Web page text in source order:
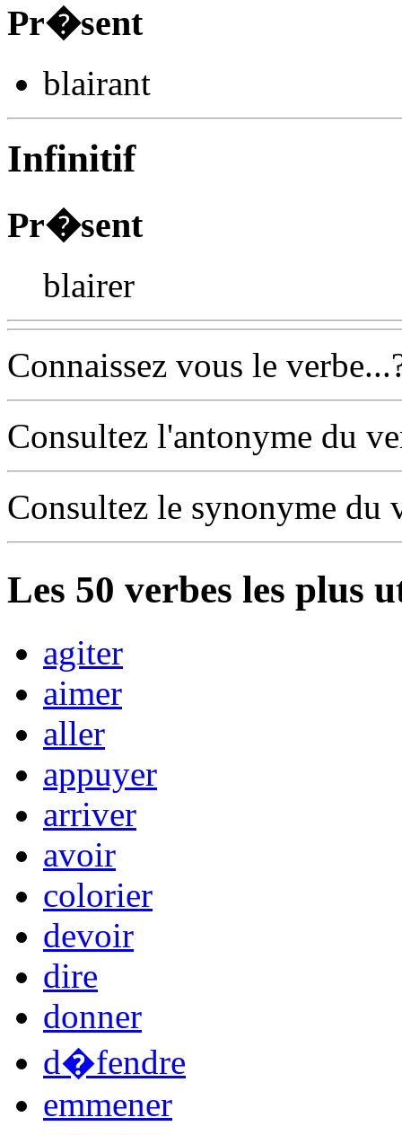
Pr�sent
blairant
Infinitif
Pr�sent
blairer
Connaissez vous le
Consultez l'antonyme du
Consultez le synonyme du
Les 50 verbes les plus
agiter
aimer
aller
appuyer
arriver
avoir
colorier
devoir
dire
donner
d�fendre
emmener